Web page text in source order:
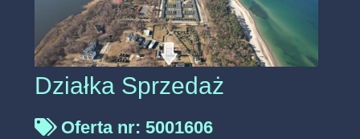
Działka Sprzedaż
Oferta nr: 5001606